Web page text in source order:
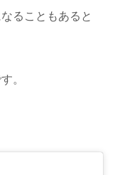
ることもあると
。